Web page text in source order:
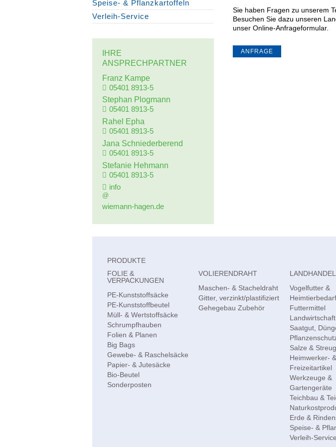
Speise- & Pflanzkartoffeln
Verleih-Service
IHRE
ANSPRECHPARTNER
Franz Kampe
05401 8913-5
Stephan Plogmann
05401 8913-5
Rahel Epha
05401 8913-5
Jana Schniederberend
05401 8913-5
Stefanie Hehmann
05401 8913-5
info
_at_
wiemann-hagen.de
Sie haben Fragen zu unserem
Besuchen Sie dazu unseren
unser Online-Anfrageformular.
ANFRAGE
PRODUKTE
FOLIE &
VERPACKUNGEN
PE-Kunststoffsäcke
PE-Kunststoffbeutel
Müll- & Wertstoffsäcke
Schrumpfhauben
Folien & Planen
Big Bags
Gewebe- & Raschelsäcke
Papier- & Jutesäcke
Bio-Beutel
Sonderposten
VOLIERENDRAHT
Maschen- & Stacheldraht
Gitter, verzinkt/plastifiziert
Gehegebau Zubehör
LANDHANDEL
Vogelfutter &
Heimtierbedarf
Futtermittel
Landwirtschaft
Saatgut,
Salze &
Heimwerker- &
Freizeitartikel
Werkzeuge &
Gartengeräte
Teichbau &
Erde &
Speise- &
Verleih-Service